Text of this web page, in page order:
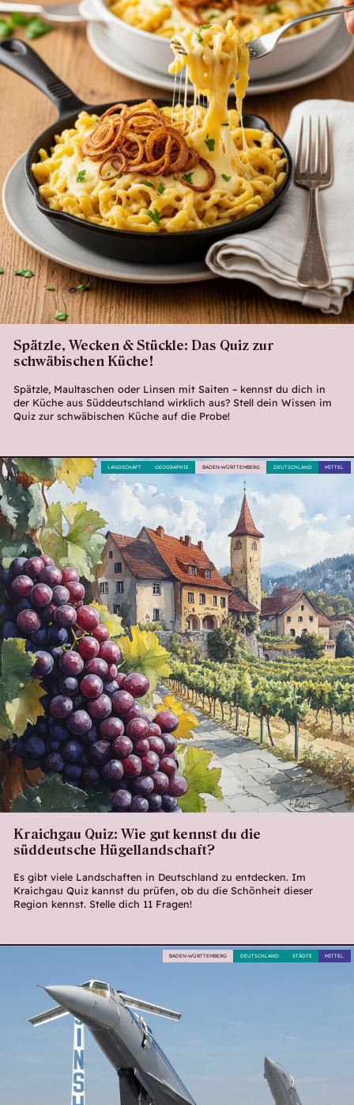
Spätzle, Wecken & Stückle: Das Quiz zur
schwäbischen Küche!
Spätzle, Maultaschen oder Linsen mit Saiten – kennst du dich in
der Küche aus Süddeutschland wirklich aus? Stell dein Wissen im
Quiz zur schwäbischen Küche auf die Probe!
Kraichgau Quiz: Wie gut kennst du die
süddeutsche Hügellandschaft?
Es gibt viele Landschaften in Deutschland zu entdecken. Im
Kraichgau Quiz kannst du prüfen, ob du die Schönheit dieser
Region kennst. Stelle dich 11 Fragen!
MITTEL
DEUTSCHLAND
BADEN-WÜRTTEMBERG
GEOGRAPHIE
LANDSCHAFT
MITTEL
STÄDTE
DEUTSCHLAND
BADEN-WÜRTTEMBERG